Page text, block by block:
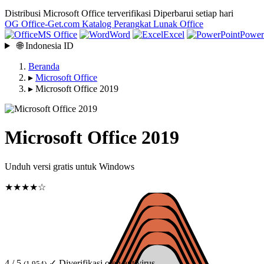
Distribusi Microsoft Office terverifikasi Diperbarui setiap hari
OG Office-Get.com Katalog Perangkat Lunak Office
MS Office
Word Excel
🌐 Indonesia ID
Beranda
▸ Microsoft Office
▸ Microsoft Office 2019
Microsoft Office 2019
Unduh versi gratis untuk Windows
★★★★☆